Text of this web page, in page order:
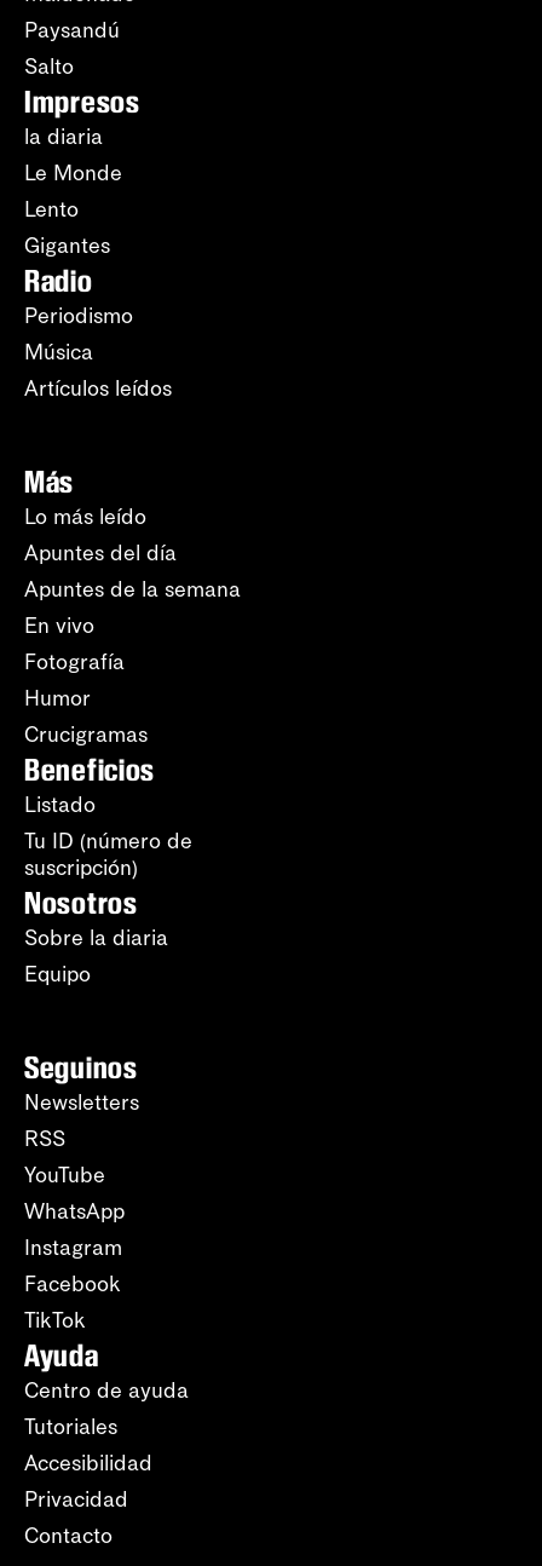
Paysandú
Salto
Impresos
la diaria
Le Monde
Lento
Gigantes
Radio
Periodismo
Música
Artículos leídos
Más
Lo más leído
Apuntes del día
Apuntes de la semana
En vivo
Fotografía
Humor
Crucigramas
Beneficios
Listado
Tu ID (número de
suscripción)
Nosotros
Sobre la diaria
Equipo
Seguinos
Newsletters
RSS
YouTube
WhatsApp
Instagram
Facebook
TikTok
Ayuda
Centro de ayuda
Tutoriales
Accesibilidad
Privacidad
Contacto